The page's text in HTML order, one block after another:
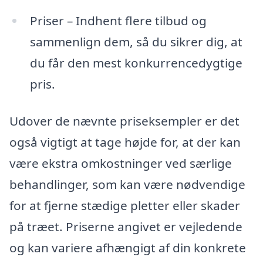
Priser – Indhent flere tilbud og
sammenlign dem, så du sikrer dig, at
du får den mest konkurrencedygtige
pris.
Udover de nævnte priseksempler er det
også vigtigt at tage højde for, at der kan
være ekstra omkostninger ved særlige
behandlinger, som kan være nødvendige
for at fjerne stædige pletter eller skader
på træet. Priserne angivet er vejledende
og kan variere afhængigt af din konkrete